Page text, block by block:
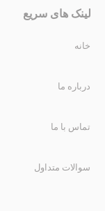
لینک های سریع
خانه
درباره ما
تماس با ما
سوالات متداول